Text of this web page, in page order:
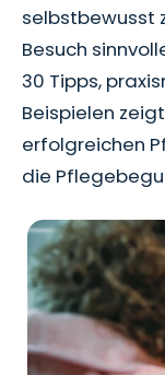
selbstbewusst
Besuch
30 Tipps,
Beispielen
erfolgreichen
die